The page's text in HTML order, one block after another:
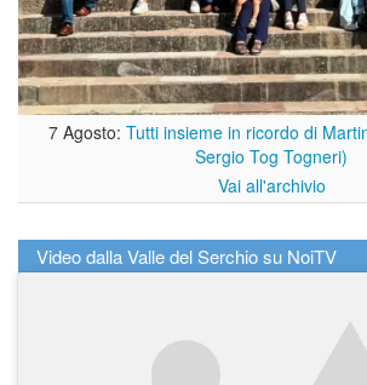
7 Agosto: Tutti insieme in ricordo di
Sergio Tog Togneri)
Vai all'archivio
Video dalla Valle del Serchio su NoiTV